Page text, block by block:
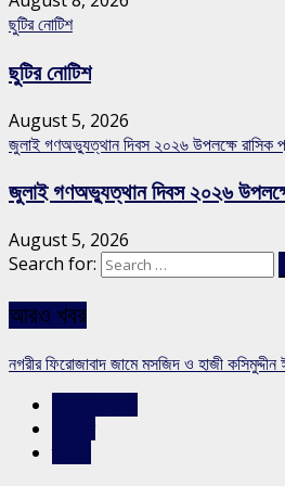
ছুটির নোটিশ
ছুটির নোটিশ
August 5, 2026
জুলাই গণঅভ্যুত্থান দিবস ২০২৬ উপলক্ষে রাসিক
জুলাই গণঅভ্যুত্থান দিবস ২০২৬
August 5, 2026
Search for:
আরও খবর
নগরীর ফিরোজাবাদ জামে মসজিদ ও হাজী